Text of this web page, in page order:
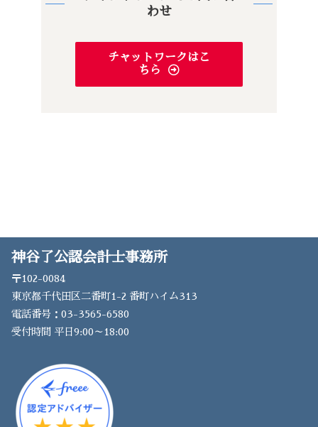
わせ
チャットワークはこ
ちら
神谷了公認会計士事務所
〒102-0084
東京都千代田区二番町1-2 番町ハイム313
電話番号：03-3565-6580
受付時間 平日9:00～18:00